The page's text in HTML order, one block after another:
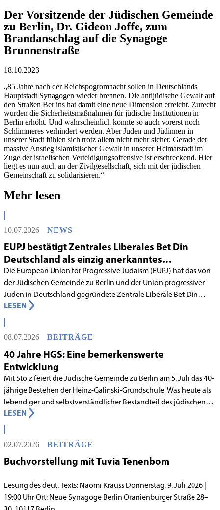
Der Vorsitzende der Jüdischen Gemeinde
zu Berlin, Dr. Gideon Joffe, zum
Brandanschlag auf die Synagoge
Brunnenstraße
18.10.2023
„85 Jahre nach der Reichspogromnacht sollen in Deutschlands
Hauptstadt Synagogen wieder brennen. Die antijüdische Gewalt auf
den Straßen Berlins hat damit eine neue Dimension erreicht. Zurecht
wurden die Sicherheitsmaßnahmen für jüdische Institutionen in
Berlin erhöht. Und wahrscheinlich konnte so auch vorerst noch
Schlimmeres verhindert werden. Aber Juden und Jüdinnen in
unserer Stadt fühlen sich trotz allem nicht mehr sicher. Gerade der
massive Anstieg islamistischer Gewalt in unserer Heimatstadt im
Zuge der israelischen Verteidigungsoffensive ist erschreckend. Hier
liegt es nun auch an der Zivilgesellschaft, sich mit der jüdischen
Gemeinschaft zu solidarisieren.“
Mehr lesen
10.07.2026 NEWS
EUPJ bestätigt Zentrales Liberales Bet Din
Deutschland als einzig anerkanntes
liberales Rabbinatsgericht
Die European Union for Progressive Judaism (EUPJ) hat das von
der Jüdischen Gemeinde zu Berlin und der Union progressiver
Juden in Deutschland gegründete Zentrale Liberale Bet Din
Deutschland mit Wirkung zum 1. Juni 2026 als anerkanntes
Rabbinatsgericht aufgenommen.
LESEN
08.07.2026 BEITRÄGE
40 Jahre HGS: Eine bemerkenswerte
Entwicklung
Mit Stolz feiert die Jüdische Gemeinde zu Berlin am 5. Juli das 40-
jährige Bestehen der Heinz-Galinski-Grundschule. Was heute als
lebendiger und selbstverständlicher Bestandteil des jüdischen
Lebens in Berlin gilt, begann in den 1980er-Jahren unter
schwierigen Voraussetzungen. Vor dem Hintergrund eines
innergemeindlichen Wandels entstand bereits 1983 die Idee, eine
jüdische Grundschule zu gründen.
LESEN
02.07.2026 BEITRÄGE
Buchvorstellung mit Tuvia Tenenbom
Lesung des deut. Texts: Naomi Krauss Donnerstag, 9. Juli 2026 |
19:00 Uhr Ort: Neue Synagoge Berlin Oranienburger Straße 28–